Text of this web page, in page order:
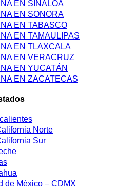
EN SINALOA
EN SONORA
EN TABASCO
EN TAMAULIPAS
EN TLAXCALA
EN VERACRUZ
EN YUCATÁN
EN ZACATECAS
Norte
Sur
de México – CDMX